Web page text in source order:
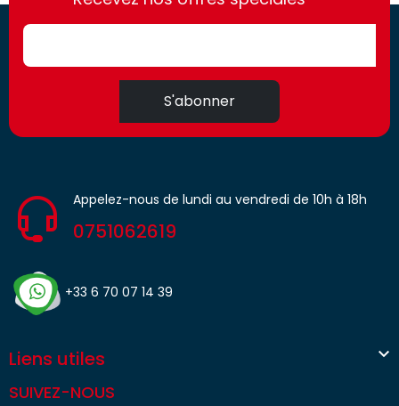
access.fr
S'abonner
Appelez-nous de lundi au vendredi de 10h à 18h
0751062619
+33 6 70 07 14 39
Liens utiles 
SUIVEZ-NOUS